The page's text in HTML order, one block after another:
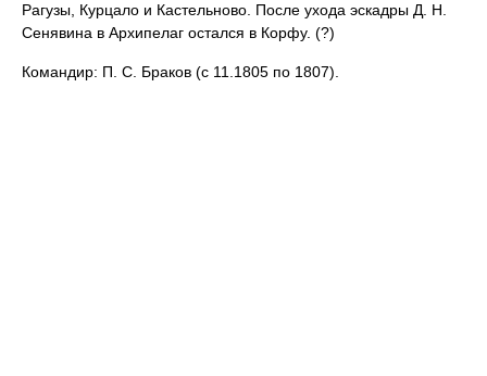
Рагузы, Курцало и Кастельново. После ухода эскадры Д. Н.
Сенявина в Архипелаг остался в Корфу. (?)
Командир: П. С. Браков (с 11.1805 по 1807).